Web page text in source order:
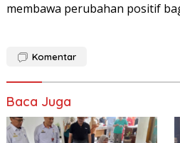
membawa perubahan positif
Komentar
Baca Juga